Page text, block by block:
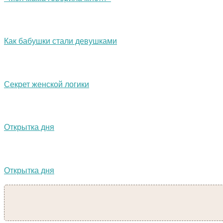
Как бабушки стали девушками
Секрет женской логики
Открытка дня
Открытка дня